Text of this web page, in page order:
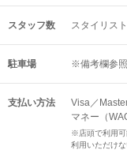
スタッフ数 スタイリス
駐車場 ※備考欄参照
支払い方法
Visa／
マネー（
※店頭で利用可
利用いただけな